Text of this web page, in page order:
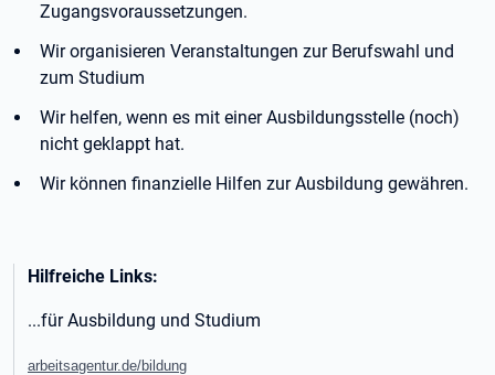
Zugangsvoraussetzungen.
Wir organisieren Veranstaltungen zur Berufswahl und
zum Studium
Wir helfen, wenn es mit einer Ausbildungsstelle (noch)
nicht geklappt hat.
Wir können finanzielle Hilfen zur Ausbildung gewähren.
Hilfreiche Links:
...für Ausbildung und Studium
arbeitsagentur.de/bildung